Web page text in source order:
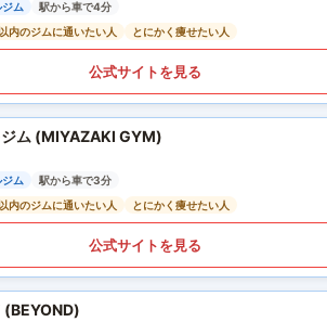
ジム
駅から車で4分
内のジムに通いたい人
とにかく痩せたい人
公式サイトを見る
ジム (MIYAZAKI GYM)
ジム
駅から車で3分
内のジムに通いたい人
とにかく痩せたい人
公式サイトを見る
(BEYOND)